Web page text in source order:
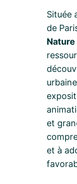
Située
de
Nature
et
et à